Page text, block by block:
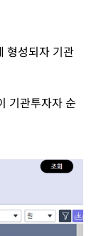
형성되자 기관
기관투자자 순